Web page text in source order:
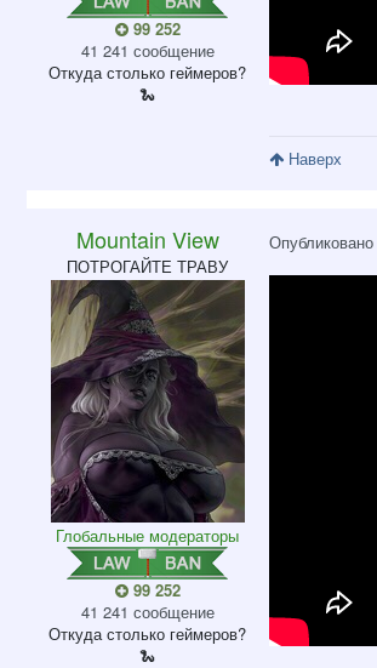
99 252
41 241 сообщение
Откудастолько геймеров?
🐍
Наверх
Mountain View
ПОТРОГАЙТЕ ТРАВУ
Глобальные модераторы
99 252
41 241 сообщение
Откудастолько геймеров?
🐍
Опубликовано